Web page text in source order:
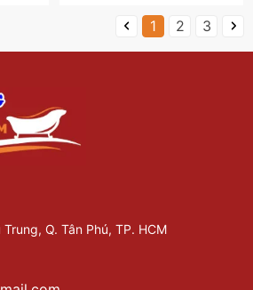
1 2 3
Trung, Q. Tân Phú, TP. HCM